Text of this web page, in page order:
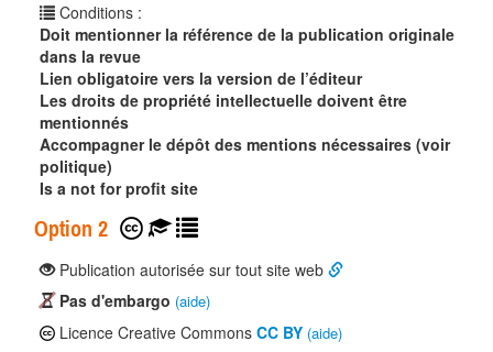
Conditions :
Doit mentionner la référence de la publication originale
dans la revue
Lien obligatoire vers la version de l’éditeur
Les droits de propriété intellectuelle doivent être
mentionnés
Accompagner le dépôt des mentions nécessaires (voir
politique)
Is a not for profit site
Option 2
Publication autorisée sur tout site web
Pas d'embargo (aide)
Licence Creative Commons CC BY (aide)